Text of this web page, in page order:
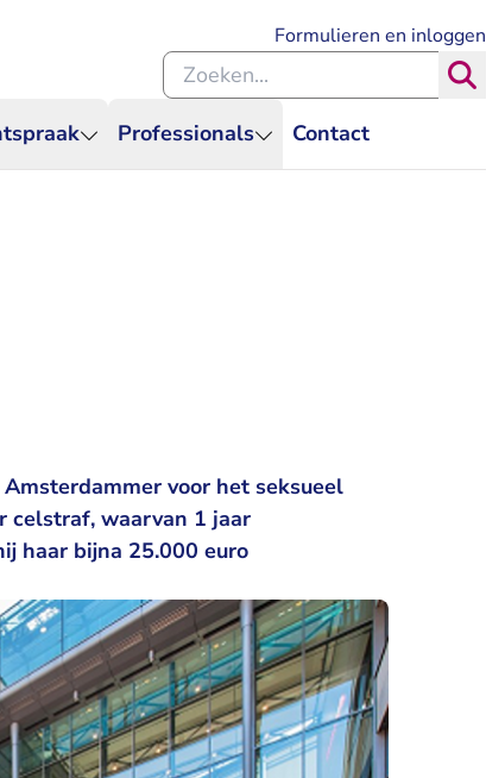
Professionals Contact
Formulieren en inloggen
Zoeken binnen de Rechtspraak
voor het seksueel
celstraf, waarvan 1 jaar
haar bijna 25.000 euro